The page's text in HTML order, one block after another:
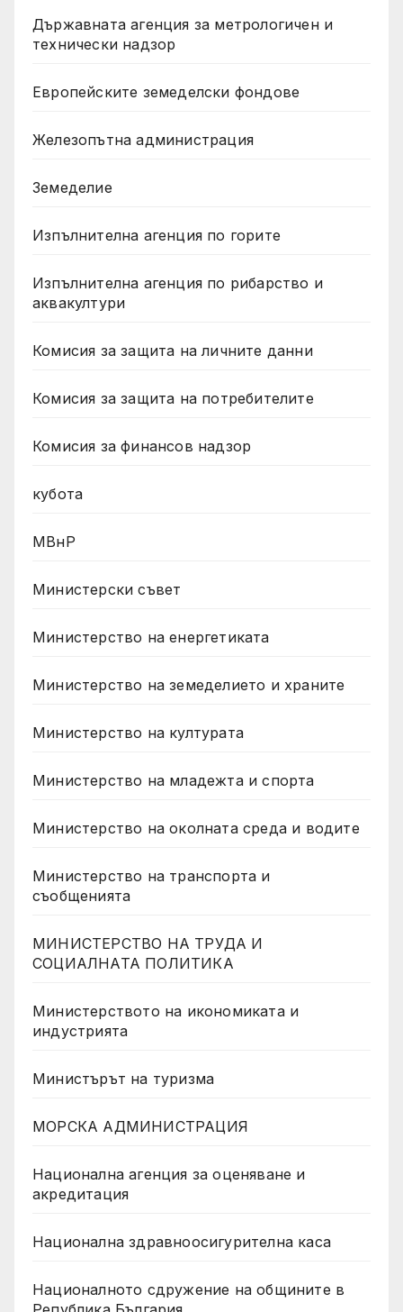
Държавната агенция за метрологичен и
технически надзор
Европейските земеделски фондове
Железопътна администрация
Земеделие
Изпълнителна агенция по горите
Изпълнителна агенция по рибарство и
аквакултури
Комисия за защита на личните данни
Комисия за защита на потребителите
Комисия за финансов надзор
кубота
МВнР
Министерски съвет
Министерство на енергетиката
Министерство на земеделието и храните
Министерство на културата
Министерство на младежта и спорта
Министерство на околната среда и водите
Министерство на транспорта и
съобщенията
МИНИСТЕРСТВО НА ТРУДА И
СОЦИАЛНАТА ПОЛИТИКА
Министерството на икономиката и
индустрията
Министърът на туризма
МОРСКА АДМИНИСТРАЦИЯ
Национална агенция за оценяване и
акредитация
Национална здравноосигурителна каса
Националното сдружение на общините в